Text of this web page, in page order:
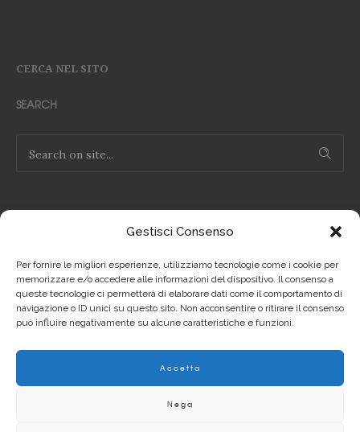
Gestisci Consenso
Per fornire le migliori esperienze, utilizziamo tecnologie come i cookie per
memorizzare e/o accedere alle informazioni del dispositivo. Il consenso a
queste tecnologie ci permetterà di elaborare dati come il comportamento di
navigazione o ID unici su questo sito. Non acconsentire o ritirare il consenso
può influire negativamente su alcune caratteristiche e funzioni.
Accetta
Nega
CERCA NEL SITO
SEARCH
Privacy Policy IT
Privacy Policy EN
Cookie Policy IT
Cookie Policy EN